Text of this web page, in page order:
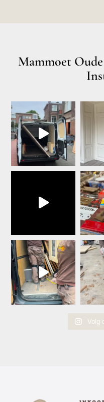
Mammoet
Volg